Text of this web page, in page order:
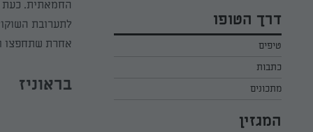
סלטים לפסח
עוגיות לפסח
קארין בנולול
מירי כהן
רובי מיכאל
דרך הטופו
טיפים
כתבות
מתכונים
המגזין
החמאתית. כעת
לתערובת
אחרת שתחפצו
בראוניז